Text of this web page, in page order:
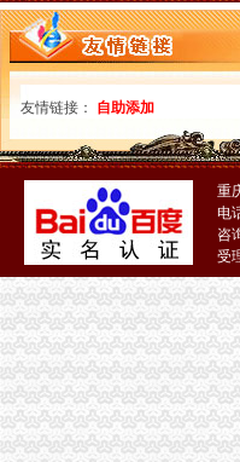
深圳区报电子版-海关报关单位
2011年报关员课堂：报关单位
报关单位申请注册登记
第26号（海关总署关于公布《
中华共和国海关对报关单位注册
关于对《中华共和国海关对报
中华共和国海关对报关单位注
关于《中华共和国海关对报关
报关注册登记证书年检,报关单
深圳海关关于自贸区报关企业
2012年报关员复习重要考点：
海关报关单位注册登记证书
拱北海关:咨询报关企业注册登
报关单位__POCO网（）_我的我
海关报关单位注册登记证书_资
苏州海关报关单位注册登记证书
本单位为进出口货物收发货人,
常州海关报关单位注册登记证书
友情链接： 自助添加
重
电
咨
受